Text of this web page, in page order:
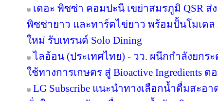
เดอะ พิซซ่า คอมปะนี เขย่าสมรภูมิ QSR ส่
พิซซ่ายาว และทาร์ตไข่ยาว พร้อมปั้นโมเดล
ใหม่ รับเทรนด์ Solo Dining
ไลอ้อน (ประเทศไทย) - วว. ผนึกกำลังยกร
ใช้ทางการเกษตร สู่ Bioactive Ingredients
LG Subscribe แนะนำทางเลือกน้ำดื่มสะอ